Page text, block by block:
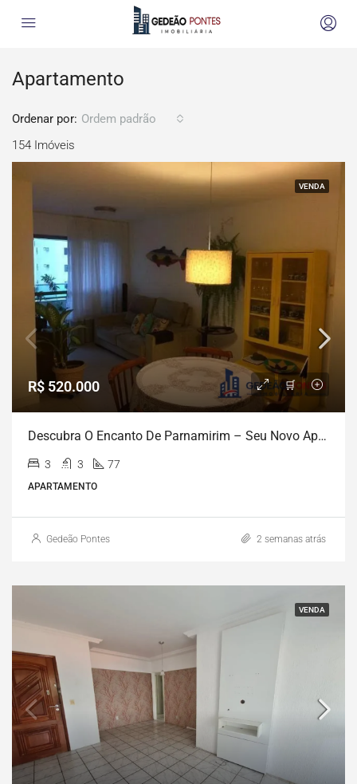
Apartamento
154 Imóveis
Ordenar por: Ordem padrão
VENDA
R$ 520.000
Descubra O Encanto De Parnamirim – Seu Novo Apartamento De 3 Quartos Espera Por Você!
3 3 77
APARTAMENTO
Gedeão Pontes 2 semanas atrás
VENDA